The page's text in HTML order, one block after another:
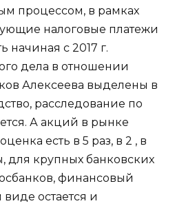
процессом, в рамках
налоговые платежи
начиная с 2017 г.
дела в отношении
Алексеева выделены в
расследование по
А акций в рынке
есть в 5 раз, в 2 , в
для крупных банковских
финансовый
остается и